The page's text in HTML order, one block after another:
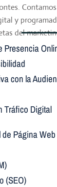
y
del
Presencia
con la
Tráfico Digital
Página Web
(SEO)